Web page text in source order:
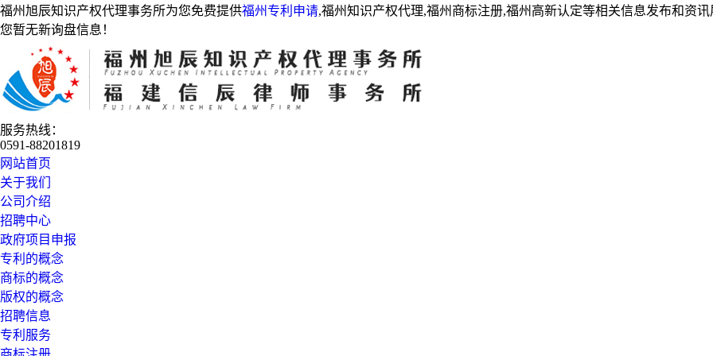
福州旭辰知识产权代理事务所为您免费提供福州专利申请,福州知识产权代理,福州商标注册,福州高新认定等相关信息发布和资讯
您暂无新询盘信息！
服务热线：
0591-88201819
网站首页
关于我们
公司介绍
招聘中心
政府项目申报
专利的概念
商标的概念
版权的概念
招聘信息
专利服务